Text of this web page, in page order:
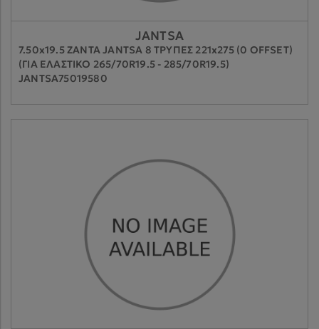
JANTSA
7.50x19.5 ΖΑΝΤΑ JANTSA 8 ΤΡΥΠΕΣ 221x275 (0 OFFSET)
(ΓΙΑ ΕΛΑΣΤΙΚΟ 265/70R19.5 - 285/70R19.5)
JANTSA75019580